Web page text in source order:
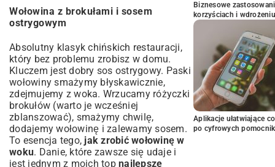
Wołowina z brokułami i sosem
ostrygowym
Absolutny klasyk chińskich restauracji,
który bez problemu zrobisz w domu.
Kluczem jest dobry sos ostrygowy. Paski
wołowiny smażymy błyskawicznie,
zdejmujemy z woka. Wrzucamy różyczki
brokułów (warto je wcześniej
zblanszować), smażymy chwilę,
dodajemy wołowinę i zalewamy sosem.
To esencja tego, jak zrobić wołowinę w
woku. Danie, które zawsze się udaje i
jest jednym z moich top najlepsze
Biznesowe
korzyściach i wdrożeniu
Aplikacje ułatwiające
po cyfrowych